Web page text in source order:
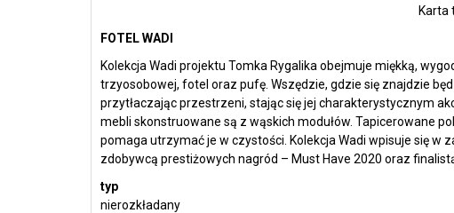
Karta
FOTEL WADI
Kolekcja Wadi projektu Tomka Rygalika obejmuje miękką,
trzyosobowej, fotel oraz pufę. Wszędzie, gdzie się znajdzie
przytłaczając przestrzeni, stając się jej charakterystycznym
mebli skonstruowane są z wąskich modułów. Tapicerowane
pomaga utrzymać je w czystości. Kolekcja Wadi wpisuje się w
zdobywcą prestiżowych nagród – Must Have 2020 oraz
typ
nierozkładany